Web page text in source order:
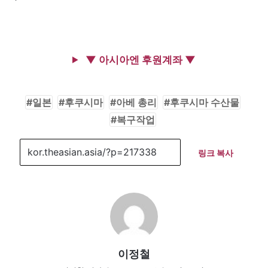
▼ 아시아엔 후원계좌 ▼
일본 후쿠시마 아베 총리
후쿠시마 수산물
복구작업
링크 복사
이정철